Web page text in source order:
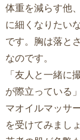
体重を減らす他
に細くなりたい
です。胸は落と
なのです。
「友人と一緒に
が際立っている
マオイルマッサ
を受けてみましょ